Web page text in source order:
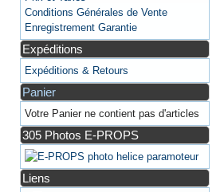
Conditions Générales de Vente
Enregistrement Garantie
Expéditions
Expéditions & Retours
Panier
Votre Panier ne contient pas d'articles
305 Photos E-PROPS
Liens